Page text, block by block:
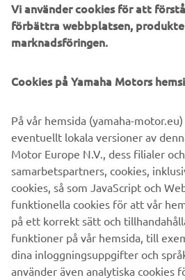
©Yamaha Motor Europe N.V. /
aldrig användas för kommersiella
ändamål utan uttryckligt skriftligt
Yamaha Motor Europe N.V. och/
Ltd.
Kör alltid på ett säkert sätt och följ
och lagar.
Vi använder cookies för att
förbättra webbplatsen,
marknadsföringen.
Cookies på Yamaha Motors
På vår hemsida (yamaha-
eventuellt lokala versioner av
Motor Europe N.V., dess filialer
samarbetspartners, cookies,
cookies, så som JavaScript och
funktionella cookies för att vår
på ett korrekt sätt och
funktioner på vår hemsida, till
dina inloggningsuppgifter och
använder även analytiska cookies